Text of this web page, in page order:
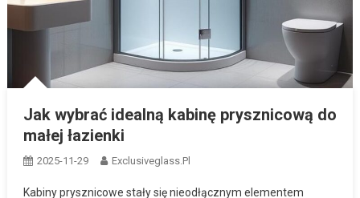
Jak wybrać idealną kabinę prysznicową do
małej łazienki
2025-11-29 Exclusiveglass.pl
Kabiny prysznicowe stały się nieodłącznym elementem